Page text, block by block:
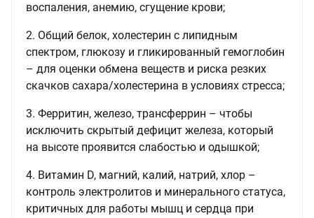
воспаления, анемию, сгущение крови;
2. Общий белок, холестерин с липидным
спектром, глюкозу и гликированный гемоглобин
– для оценки обмена веществ и риска резких
скачков сахара/холестерина в условиях стресса;
3. Ферритин, железо, трансферрин – чтобы
исключить скрытый дефицит железа, который
на высоте проявится слабостью и одышкой;
4. Витамин D, магний, калий, натрий, хлор –
контроль электролитов и минерального статуса,
критичных для работы мышц и сердца при